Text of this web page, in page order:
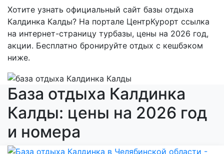
Хотите узнать официальный сайт базы отдыха
Калдинка Калды? На портале ЦентрКурорт ссылка
на интернет-страницу турбазы, цены на 2026 год,
акции. Бесплатно бронируйте отдых с кешбэком
ниже.
База отдыха Калдинка
Калды: цены на 2026 год
и номера